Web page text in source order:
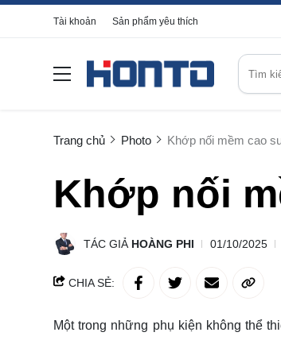
Tài khoản Sản phẩm yêu thích
Trang chủ Photo Khớp nối mềm cao
Khớp nối
TÁC GIẢ HOÀNG PHI 01/10/2025
CHIA SẺ:
Một trong những phụ kiện không thể